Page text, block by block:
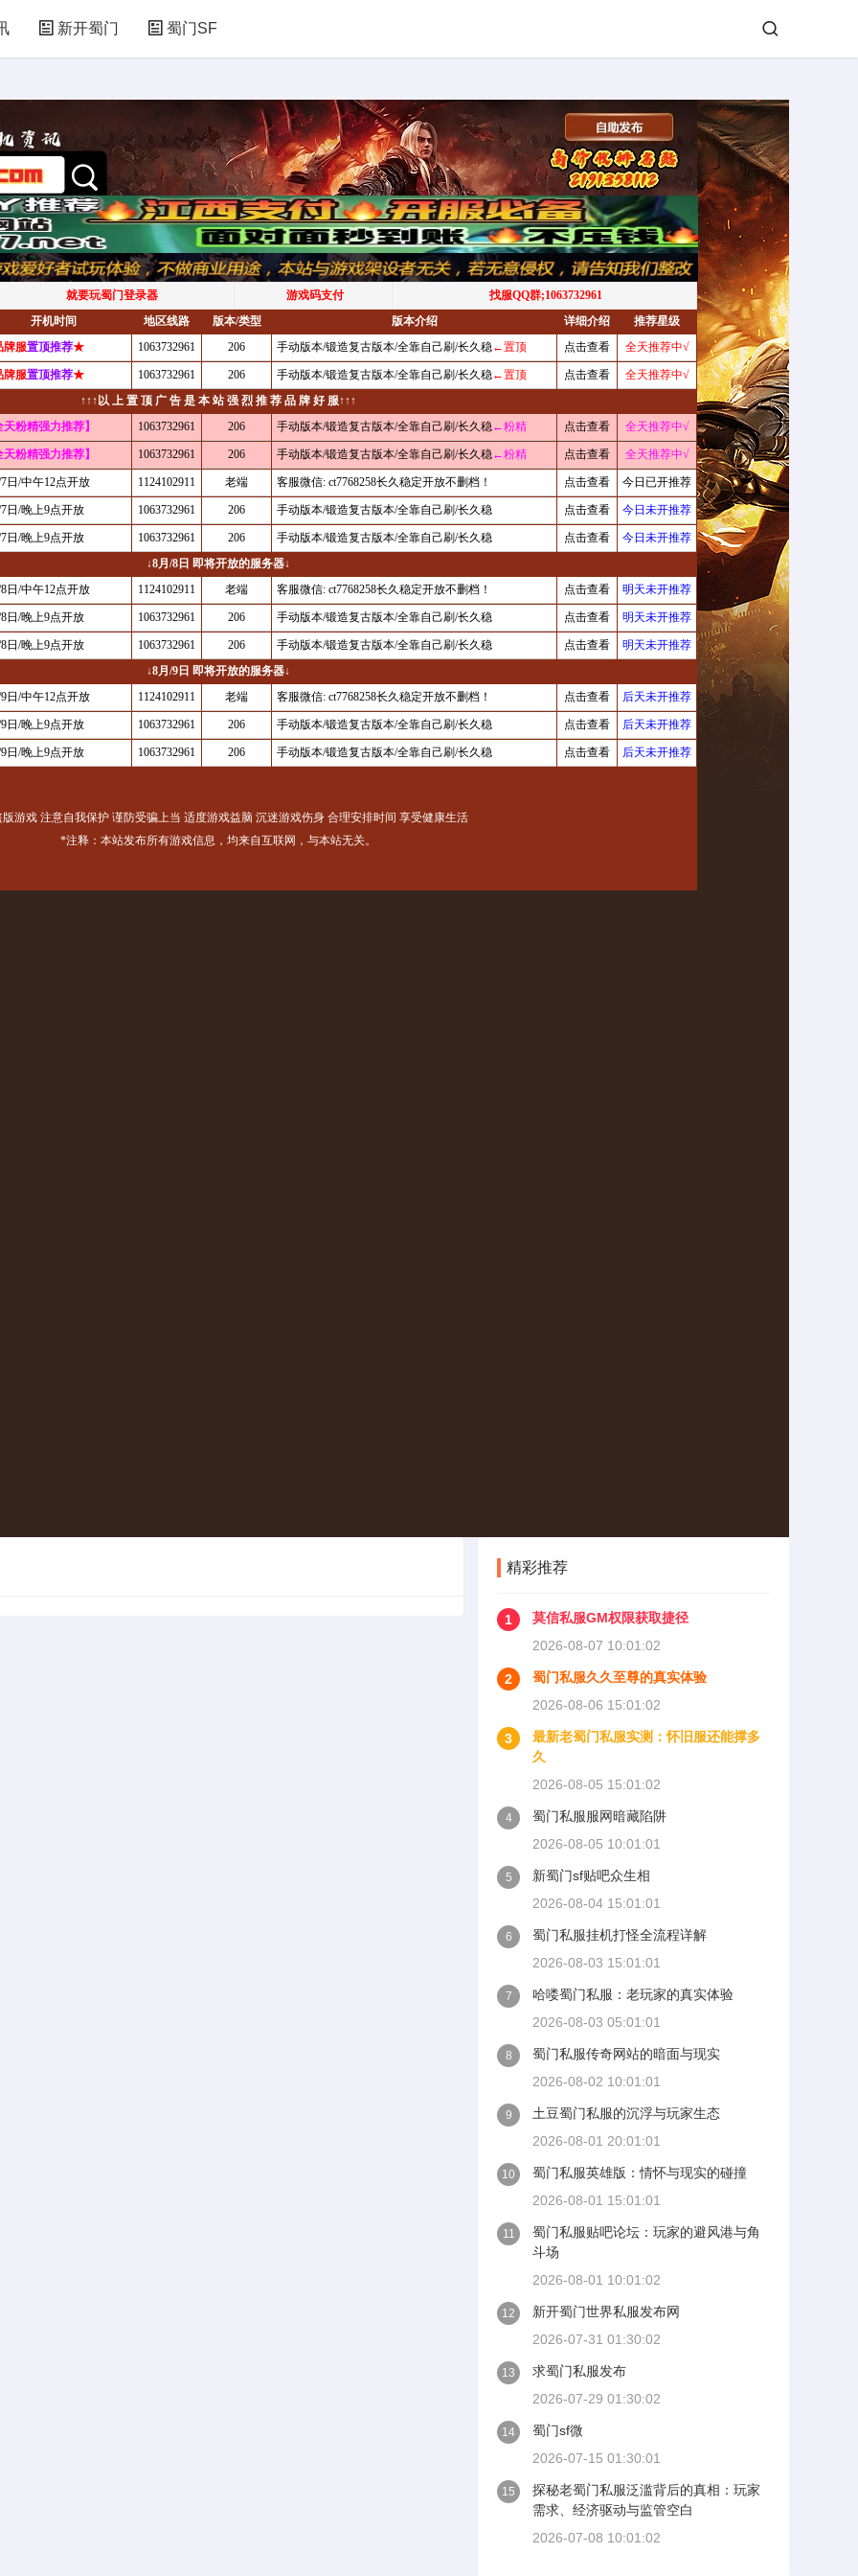
新开蜀门 蜀门SF
精彩推荐
1
莫信私服GM权限获取捷径
2026-08-07 10:01:02
2
蜀门私服久久至尊的真实体验
2026-08-06 15:01:02
3
最新老蜀门私服实测：怀旧服还能撑多
久
2026-08-05 15:01:02
4
蜀门私服服网暗藏陷阱
2026-08-05 10:01:01
5
新蜀门sf贴吧众生相
2026-08-04 15:01:01
6
蜀门私服挂机打怪全流程详解
2026-08-03 15:01:01
7
哈喽蜀门私服：老玩家的真实体验
2026-08-03 05:01:01
8
蜀门私服传奇网站的暗面与现实
2026-08-02 10:01:01
9
土豆蜀门私服的沉浮与玩家生态
2026-08-01 20:01:01
10
蜀门私服英雄版：情怀与现实的碰撞
2026-08-01 15:01:01
11
蜀门私服贴吧论坛：玩家的避风港与角
斗场
2026-08-01 10:01:02
12
新开蜀门世界私服发布网
2026-07-31 01:30:02
13
求蜀门私服发布
2026-07-29 01:30:02
14
蜀门sf微
2026-07-15 01:30:01
15
探秘老蜀门私服泛滥背后的真相：玩家
需求、经济驱动与监管空白
2026-07-08 10:01:02